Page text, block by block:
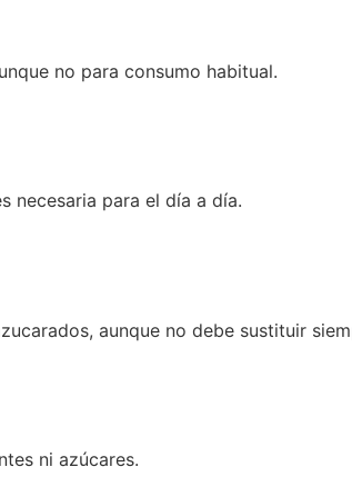
no para consumo habitual.
necesaria para el día a día.
aunque no debe sustituir
ni azúcares.